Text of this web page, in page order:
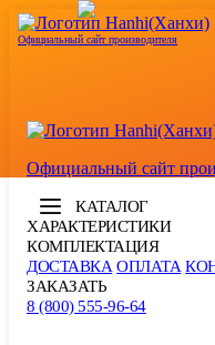
Официальный сайт производителя
Официальный сайт
КАТАЛОГ
ХАРАКТЕРИСТИКИ
КОМПЛЕКТАЦИЯ
ДОСТАВКА ОПЛАТА
ЗАКАЗАТЬ
8 (800) 555-96-64